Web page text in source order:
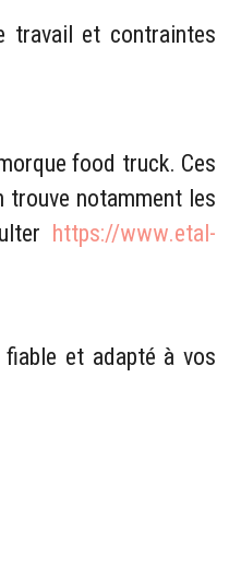
travail et contraintes
food truck. Ces
notamment les
https://www.etal-
et adapté à vos